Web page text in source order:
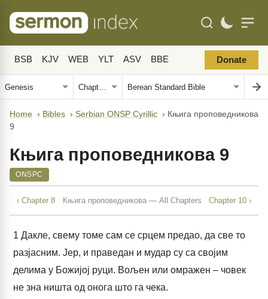
BSB KJV WEB YLT ASV BBE Donate
Home › Bibles › Serbian ONSP Cyrillic › Књига проповедникова
9
Књига проповедникова 9
ONSPC
‹ Chapter 8 Књига проповедникова — All Chapters Chapter 10 ›
1 Дакле, свему томе сам се срцем предао, да све то
разјасним. Јер, и праведан и мудар су са својим
делима у Божијој руци. Вољен или омражен – човек
не зна ништа од онога што га чека.